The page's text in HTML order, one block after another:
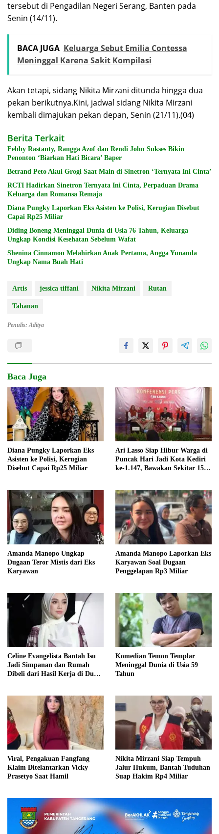
tersebut di Pengadilan Negeri Serang, Banten pada
Senin (14/11).
BACA JUGA Keluarga Sebut Emilia Contessa
Meninggal Karena Sakit Kompilasi
Akan tetapi, sidang Nikita Mirzani ditunda hingga dua
pekan berikutnya.Kini, jadwal sidang Nikita Mirzani
kembali dimajukan pekan depan, Senin (21/11).(04)
Berita Terkait
Febby Rastanty, Rangga Azof dan Rendi John Sukses Bikin
Penonton ‘Biarkan Hati Bicara’ Baper
Betrand Peto Akui Grogi Saat Main di Sinetron ‘Ternyata Ini Cinta’
RCTI Hadirkan Sinetron Ternyata Ini Cinta, Perpaduan Drama
Keluarga dan Romansa Remaja
Diana Pungky Laporkan Eks Asisten ke Polisi, Kerugian Disebut
Capai Rp25 Miliar
Diding Boneng Meninggal Dunia di Usia 76 Tahun, Keluarga
Ungkap Kondisi Kesehatan Sebelum Wafat
Shenina Cinnamon Melahirkan Anak Pertama, Angga Yunanda
Ungkap Nama Buah Hati
Artis jessica tiffani Nikita Mirzani Rutan
Tahanan
Penulis: Aditya
Baca Juga
Diana Pungky Laporkan Eks
Asisten ke Polisi, Kerugian
Disebut Capai Rp25 Miliar
Ari Lasso Siap Hibur Warga di
Puncak Hari Jadi Kota Kediri
ke-1.147, Bawakan Sekitar 15
Amanda Manopo Ungkap
Dugaan Teror Mistis dari Eks
Karyawan
Amanda Manopo Laporkan Eks
Karyawan Soal Dugaan
Penggelapan Rp3 Miliar
Celine Evangelista Bantah Isu
Jadi Simpanan dan Rumah
Dibeli dari Hasil Kerja di Dunia
Komedian Temon Templar
Meninggal Dunia di Usia 59
Tahun
Viral, Pengakuan Fangfang
Klaim Ditelantarkan Vicky
Prasetyo Saat Hamil
Nikita Mirzani Siap Tempuh
Jalur Hukum, Bantah Tuduhan
Suap Hakim Rp4 Miliar